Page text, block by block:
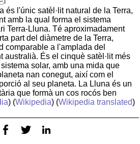
és l'únic satèl·lit natural de la Terra,
amb la qual forma el sistema
Terra-Lluna. Té aproximadament
part del diàmetre de la Terra,
comparable a l'amplada del
australià. És el cinquè satèl·lit més
solar, amb una mida que
nan conegut, així com el
al seu planeta. La Lluna és un
que formà un cos rocós ben
) (Wikipedia) (Wikipedia translated)